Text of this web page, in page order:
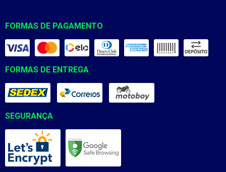
FORMAS DE PAGAMENTO
FORMAS DE ENTREGA
SEGURANÇA